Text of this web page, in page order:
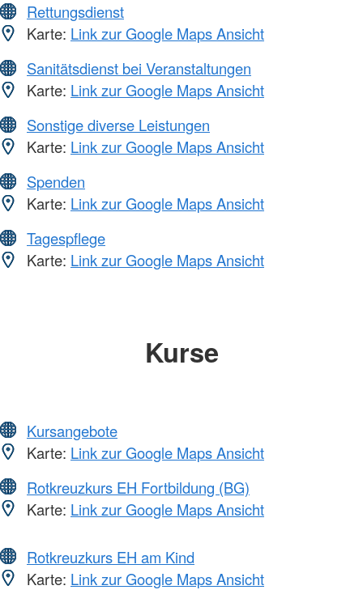
Rettungsdienst
Karte: Link zur Google Maps Ansicht
Sanitätsdienst bei Veranstaltungen
Karte: Link zur Google Maps Ansicht
Sonstige diverse Leistungen
Karte: Link zur Google Maps Ansicht
Spenden
Karte: Link zur Google Maps Ansicht
Tagespflege
Karte: Link zur Google Maps Ansicht
Kurse
Kursangebote
Karte: Link zur Google Maps Ansicht
Rotkreuzkurs EH Fortbildung (BG)
Karte: Link zur Google Maps Ansicht
Rotkreuzkurs EH am Kind
Karte: Link zur Google Maps Ansicht